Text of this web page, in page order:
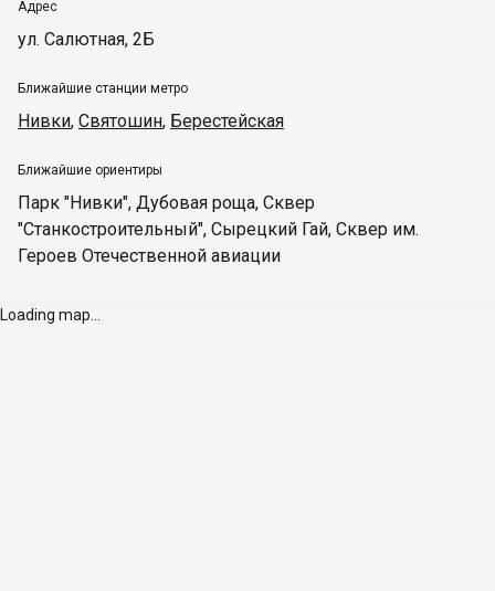
Адрес
ул. Салютная, 2Б
Ближайшие станции метро
Нивки, Святошин, Берестейская
Ближайшие ориентиры
Парк "Нивки", Дубовая роща, Сквер
"Станкостроительный", Сырецкий Гай, Сквер им.
Героев Отечественной авиации
Loading map...